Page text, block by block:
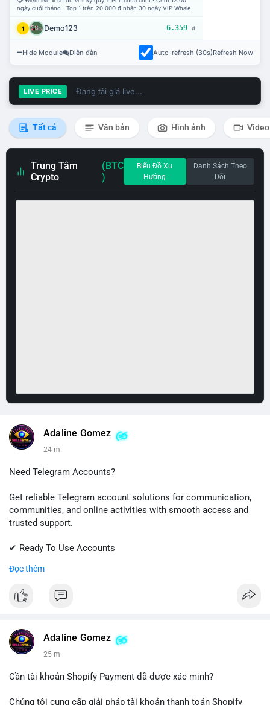
ngày cuối tháng · Top 1 trên 20.000 đ nhận 30 ngày VIP Whale.
1 Demo123 6.359 đ
Hide Module Diễn đàn Auto-refresh (30s)Refresh Now
LIVE PRICE Đang tải giá live...
Tất cả Văn bản Hình ảnh Video
Trung Tâm
Crypto
(BTC
)
Biểu Đồ Xu
Hướng
Danh Sách Theo
Dõi
Adaline Gomez
24 m
Need Telegram Accounts?
Get reliable Telegram account solutions for communication,
communities, and online activities with smooth access and
trusted support.
✔ Ready To Use Accounts
✔ Professional Customer Support
📱 WhatsApp: +1 (681) 549-2683
#telegram #telegramaccount
#sellssmm
Đọc thêm
Adaline Gomez
25 m
Cần tài khoản Shopify Payment đã được xác minh?
Chúng tôi cung cấp giải pháp tài khoản thanh toán Shopify